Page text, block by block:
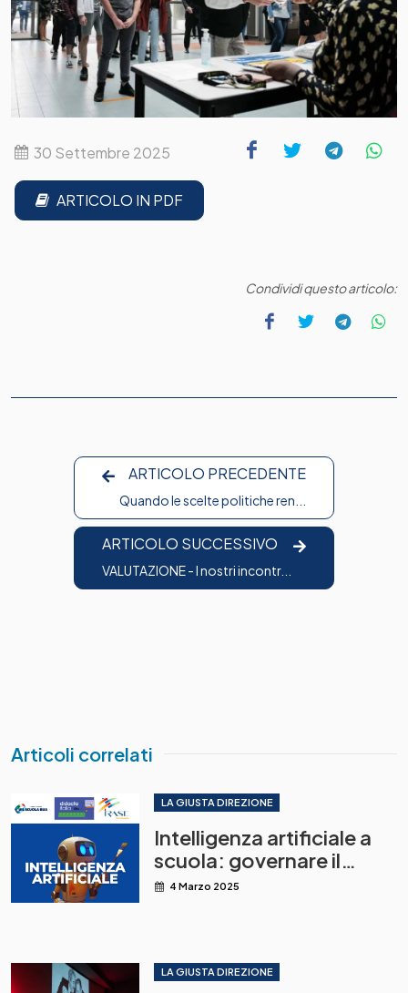
30 Settembre 2025
ARTICOLO IN PDF
Condividi questo articolo:
ARTICOLO PRECEDENTE
Quando le scelte politiche ren...
ARTICOLO SUCCESSIVO
VALUTAZIONE - I nostri incontr...
Articoli correlati
LA GIUSTA DIREZIONE
Intelligenza artificiale a
scuola: governare il
cambiamento
4 Marzo 2025
LA GIUSTA DIREZIONE